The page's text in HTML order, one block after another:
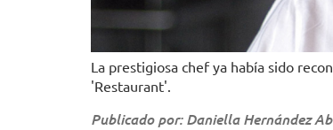
La prestigiosa chef ya había sido
'Restaurant'.
Publicado por: Daniella Hernández